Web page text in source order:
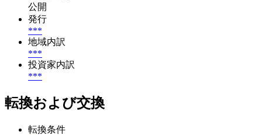
公開
発行
***
地域内訳
***
投資家内訳
***
転換および交換
転換条件